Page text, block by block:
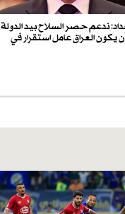
ندعم حصر السلاح بيد الدولة
يكون العراق عامل استقرار في